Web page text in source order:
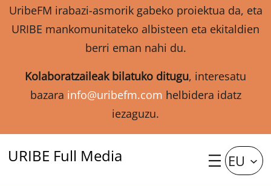
UribeFM irabazi-asmorik gabeko proiektua da, eta
URIBE mankomunitateko albisteen eta ekitaldien
berri eman nahi du.
Kolaboratzaileak bilatuko ditugu, interesatu
bazara info@uribefm.com helbidera idatz
iezaguzu.
URIBE Full Media EU